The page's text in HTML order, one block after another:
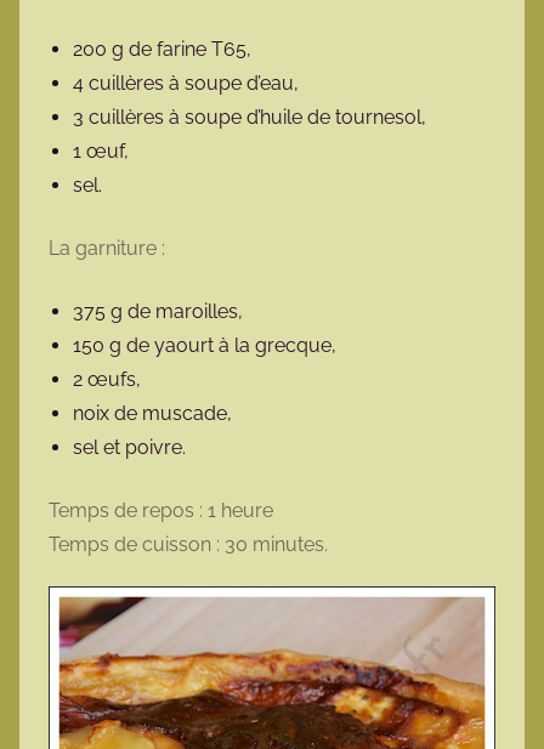
200 g de farine T65,
4 cuillères à soupe d’eau,
3 cuillères à soupe d’huile de tournesol,
1 œuf,
sel.
La garniture :
375 g de maroilles,
150 g de yaourt à la grecque,
2 œufs,
noix de muscade,
sel et poivre.
Temps de repos : 1 heure
Temps de cuisson : 30 minutes.